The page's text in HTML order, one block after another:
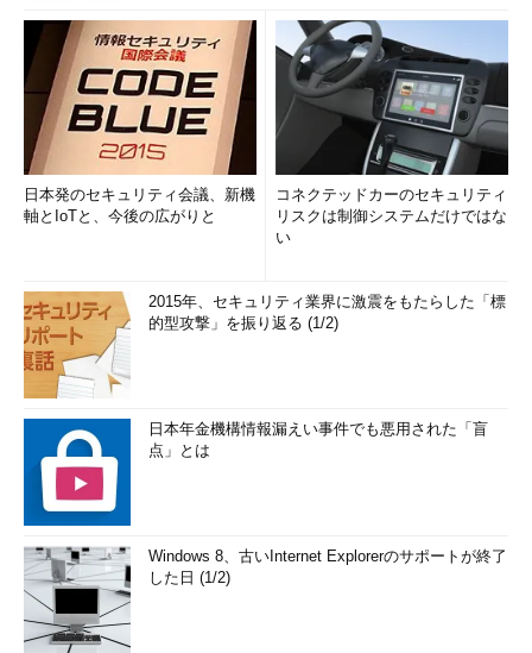
日本発のセキュリティ会議、新機
軸とIoTと、今後の広がりと
コネクテッドカーのセキュリティ
リスクは制御システムだけではな
い
2015年、セキュリティ業界に激震をもたらした「標
的型攻撃」を振り返る (1/2)
日本年金機構情報漏えい事件でも悪用された「盲
点」とは
Windows 8、古いInternet Explorerのサポートが終了
した日 (1/2)